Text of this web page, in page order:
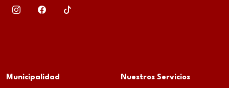
Municipalidad Nuestros Servicios